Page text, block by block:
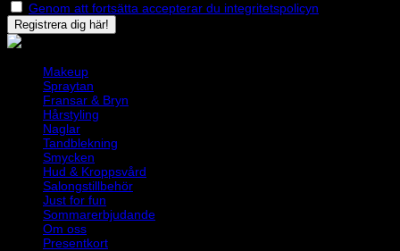
Genom att fortsätta accepterar du integritetspolicyn
Makeup
Spraytan
Fransar & Bryn
Hårstyling
Naglar
Tandblekning
Smycken
Hud & Kroppsvård
Salongstillbehör
Just for fun
Sommarerbjudande
Om oss
Presentkort